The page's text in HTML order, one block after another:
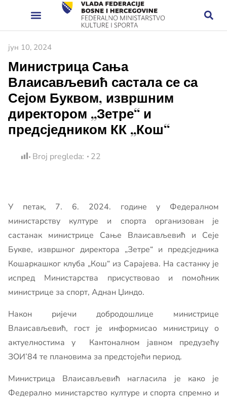
јун 10, 2024
Министрица Сања
Влаисављевић састала се са
Сејом Буквом, извршним
директором „Зетре“ и
предсједником КК „Кош“
Broj pregleda: 22
У петак, 7. 6. 2024. године у Федералном
министарству културе и спорта организован је
састанак министрице Сање Влаисављевић и Сеје
Букве, извршног директора „Зетре“ и предсједника
Кошаркашког клуба „Кош“ из Сарајева. На састанку је
испред Министарства присуствовао и помоћник
министрице за спорт, Аднан Џиндо.
Након ријечи добродошлице министрице
Влаисављевић, гост је информисао министрицу о
актуелностима у Кантоналном јавном предузећу
ЗОИ’84 те плановима за предстојећи период.
Министрица Влаисављевић нагласила је како је
Федерално министарство културе и спорта спремно и